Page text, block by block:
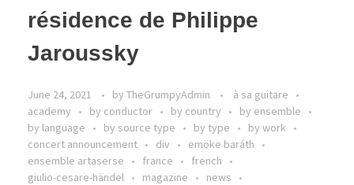
résidence de Philippe
Jaroussky
June 24, 2021 by TheGrumpyAdmin
à sa guitare
academy
by conductor by country
by ensemble
by language
by source type by type
by work
concert announcement
div
emöke baráth
ensemble artaserse
france
french
giulio-cesare-händel
magazine
news